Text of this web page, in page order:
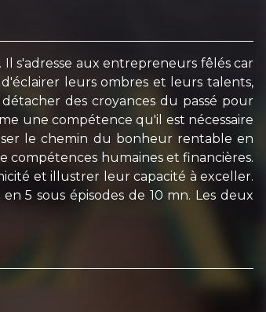
s'adresse aux entrepreneurs fêlés car
leurs ombres et leurs talents,
des croyances du passé pour
une compétence qu'il est nécessaire
le chemin du bonheur rentable en
compétences humaines et financières.
et illustrer leur capacité à exceller.
5 sous épisodes de 10 mn. Les deux